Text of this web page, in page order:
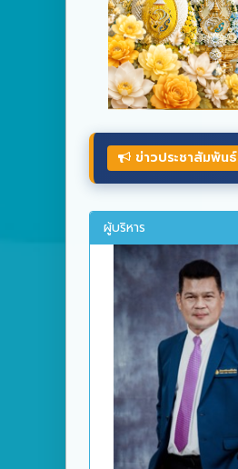
ข่าวประชาสัมพันธ์
ผู้บริหาร